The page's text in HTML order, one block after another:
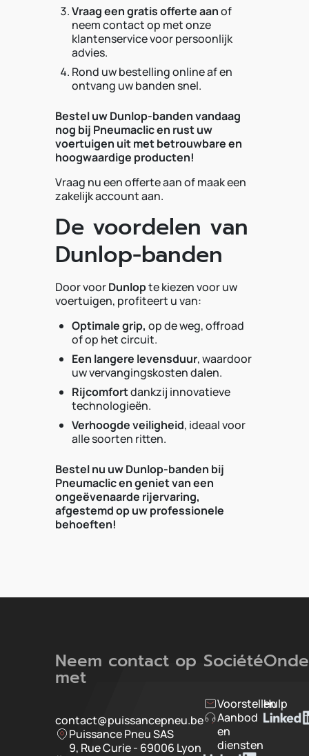
Vraag een gratis offerte aanof
neem contact op met onze
klantenservice voor persoonlijk
advies.
Rond uw bestelling online af en
ontvang uw banden snel.
Bestel uw Dunlop-banden vandaag
nog bij Pneumaclic en rust uw
voertuigen uit met betrouwbare en
hoogwaardige producten!
Vraag nu een offerte aan of maak een
zakelijk account aan.
De voordelen van
Dunlop-banden
Door voorDunlopte kiezen voor uw
voertuigen, profiteert u van:
Optimale grip, op de weg, offroad
of op het circuit.
Een langere levensduur, waardoor
uw vervangingskosten dalen.
Rijcomfortdankzij innovatieve
technologieën.
Verhoogde veiligheid, ideaal voor
alle soorten ritten.
Bestel nu uw Dunlop-banden bij
Pneumaclic en geniet van een
ongeëvenaarde rijervaring,
afgestemd op uw professionele
behoeften!
Neem contact op
met
contact@puissancepneu.be
Puissance Pneu SAS
9, Rue Curie - 69006 Lyon
Société
Voorstellen
Aanbod
en
diensten
Hulp